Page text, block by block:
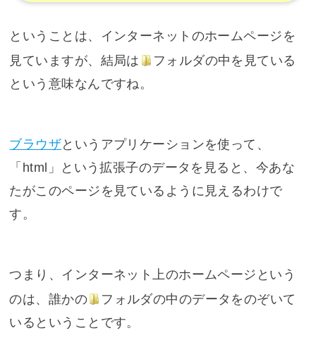
ということは、インターネットのホームページを
見ていますが、結局は
フォルダの中を見ている
という意味なんですね。
ブラウザというアプリケーションを使って、
「html」という拡張子のデータを見ると、今あな
たがこのページを見ているように見えるわけで
す。
つまり、インターネット上のホームページという
のは、誰かの
フォルダの中のデータをのぞいて
いるということです。